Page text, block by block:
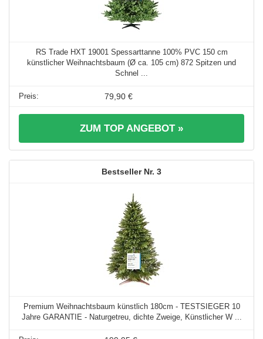
RS Trade HXT 19001 Spessarttanne 100% PVC 150 cm
künstlicher Weihnachtsbaum (Ø ca. 105 cm) 872 Spitzen und
Schnel ...
79,90 €
ZUM TOP ANGEBOT »
3
Premium Weihnachtsbaum künstlich 180cm - TESTSIEGER 10
Jahre GARANTIE - Naturgetreu, dichte Zweige, Künstlicher W ...